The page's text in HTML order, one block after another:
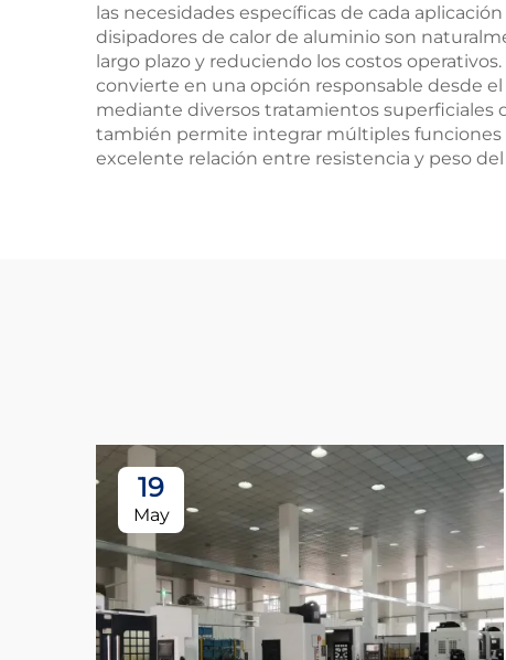
las necesidades específicas de cada
disipadores de calor de aluminio son
largo plazo y reduciendo los costos
convierte en una opción responsable desde
mediante diversos tratamientos superficiales
también permite integrar múltiples funciones
excelente relación entre resistencia y peso
19
May